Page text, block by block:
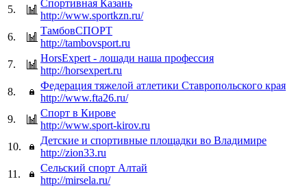
5.
Спортивная Казань
http://www.sportkzn.ru/
6.
ТамбовСПОРТ
http://tambovsport.ru
7.
HorsExpert - лошади наша профессия
http://horsexpert.ru
8.
Федерация тяжелой атлетики Ставропольского края
http://www.fta26.ru/
9.
Спорт в Кирове
http://www.sport-kirov.ru
10.
Детские и спортивные площадки во Владимире
http://zion33.ru
11.
Сельский спорт Алтай
http://mirsela.ru/